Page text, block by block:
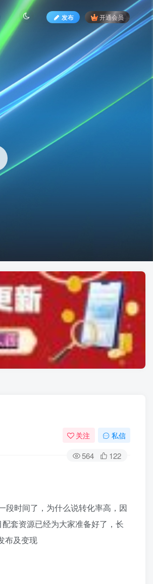
发布 开通会员
关注 私信
564 122
段时间了，为什么说转化率高，因
套资源已经为大家准备好了，长
布及变现